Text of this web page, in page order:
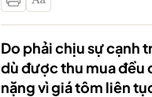
Do phải chịu sự cạnh
dù được thu mua đều
nặng vì giá tôm liên